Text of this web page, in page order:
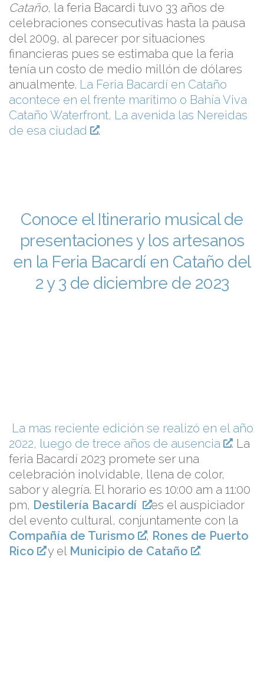
Cataño, la feria Bacardi tuvo 33 años de
celebraciones consecutivas hasta la pausa
del 2009, al parecer por situaciones
financieras pues se estimaba que la feria
tenía un costo de medio millón de dólares
anualmente. La Feria Bacardí en Cataño
acontece en el frente marítimo o Bahía Viva
Cataño Waterfront, La avenida las Nereidas
de esa ciudad
.
Conoce el Itinerario musical de
presentaciones y los artesanos
en la Feria Bacardí en Cataño del
2 y 3 de diciembre de 2023
La mas reciente edición se realizó en el año
2022, luego de trece años de ausencia
. La
feria Bacardí 2023 promete ser una
celebración inolvidable, llena de color,
sabor y alegría. El horario es 10:00 am a 11:00
pm, Destilería Bacardí
es el auspiciador
del evento cultural, conjuntamente con la
Compañía de Turismo
, Rones de Puerto
Rico
y el Municipio de Cataño .